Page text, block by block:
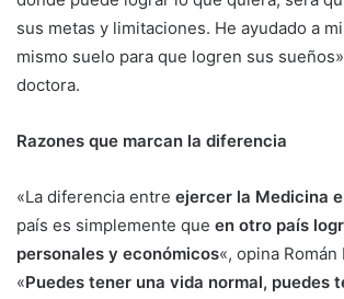
sus metas y limitaciones. He ayudado a
mismo suelo para que logren sus
doctora.
Razones que marcan la diferencia
«La diferencia entre ejercer la Medicina
país es simplemente que en otro país
personales y económicos«, opina Román
«Puedes tener una vida normal, puedes